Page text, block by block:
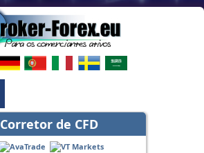
Corretor de CFD